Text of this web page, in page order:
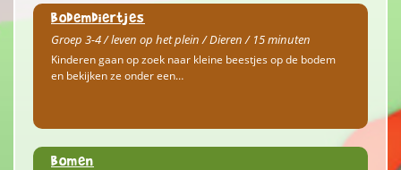
Bodemdiertjes
Groep 3-4 / leven op het plein / Dieren / 15 minuten
Kinderen gaan op zoek naar kleine beestjes op de bodem
en bekijken ze onder een…
Bomen